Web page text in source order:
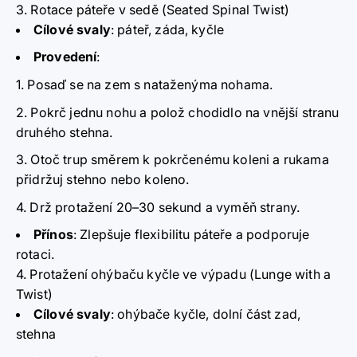
3. Rotace páteře v sedě (Seated Spinal Twist)
Cílové svaly: páteř, záda, kyčle
Provedení:
Posaď se na zem s nataženýma nohama.
Pokrč jednu nohu a polož chodidlo na vnější stranu
druhého stehna.
Otoč trup směrem k pokrčenému koleni a rukama
přidržuj stehno nebo koleno.
Drž protažení 20–30 sekund a vyměň strany.
Přínos: Zlepšuje flexibilitu páteře a podporuje
rotaci.
4. Protažení ohýbaču kyčle ve výpadu (Lunge with a
Twist)
Cílové svaly: ohýbače kyčle, dolní část zad,
stehna